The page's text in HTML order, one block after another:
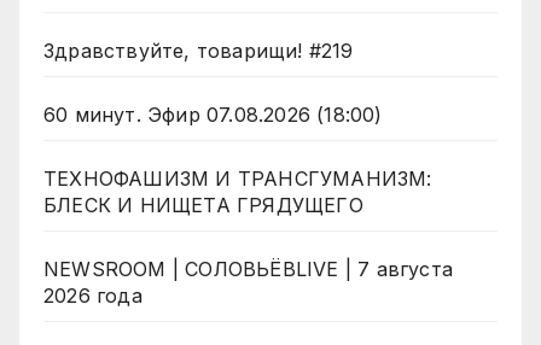
Здравствуйте, товарищи! #219
60 минут. Эфир 07.08.2026 (18:00)
ТЕХНОФАШИЗМ И ТРАНСГУМАНИЗМ:
БЛЕСК И НИЩЕТА ГРЯДУЩЕГО
NEWSROOM | СОЛОВЬЁВLIVE | 7 августа
2026 года